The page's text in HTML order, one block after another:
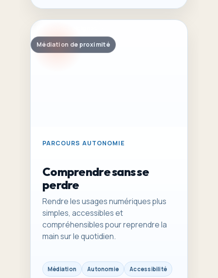
Médiation de proximité
PARCOURS AUTONOMIE
Comprendre sans se
perdre
Rendre les usages numériques plus
simples, accessibles et
compréhensibles pour reprendre la
main sur le quotidien.
Médiation Autonomie Accessibilité